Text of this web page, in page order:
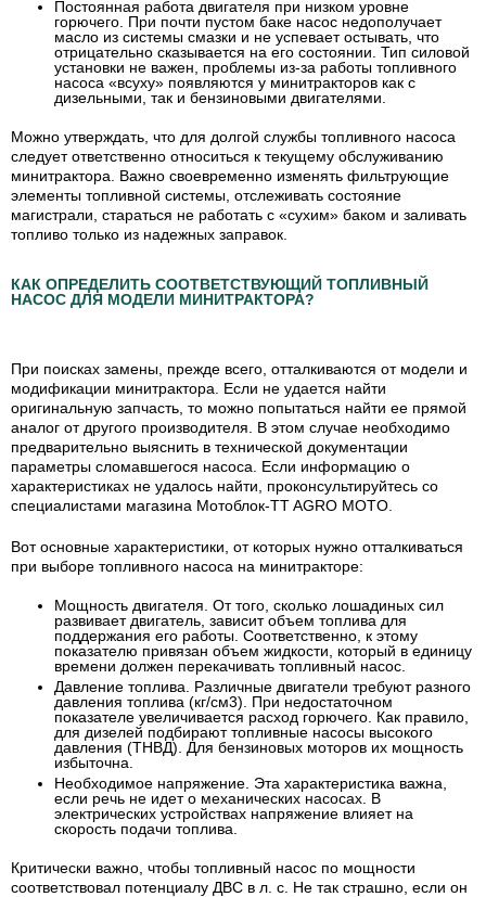
Постоянная работа двигателя при низком уровне
горючего . При почти пустом баке насос недополучает
масло из системы смазки и не успевает остывать, что
отрицательно сказывается на его состоянии. Тип силовой
установки не важен, проблемы из-за работы топливного
насоса «всуху» появляются у минитракторов как с
дизельными, так и бензиновыми двигателями.
Можно утверждать, что для долгой службы топливного насоса
следует ответственно относиться к текущему обслуживанию
минитрактора. Важно своевременно изменять фильтрующие
элементы топливной системы, отслеживать состояние
магистрали, стараться не работать с «сухим» баком и заливать
топливо только из надежных заправок.
КАК ОПРЕДЕЛИТЬ СООТВЕТСТВУЮЩИЙ ТОПЛИВНЫЙ
НАСОС ДЛЯ МОДЕЛИ МИНИТРАКТОРА?
При поисках замены, прежде всего, отталкиваются от модели и
модификации минитрактора. Если не удается найти
оригинальную запчасть, то можно попытаться найти ее прямой
аналог от другого производителя. В этом случае необходимо
предварительно выяснить в технической документации
параметры сломавшегося насоса. Если информацию о
характеристиках не удалось найти, проконсультируйтесь со
специалистами магазина Мотоблок-TT AGRO MOTO.
Вот основные характеристики, от которых нужно отталкиваться
при выборе топливного насоса на минитракторе:
Мощность двигателя . От того, сколько лошадиных сил
развивает двигатель, зависит объем топлива для
поддержания его работы. Соответственно, к этому
показателю привязан объем жидкости, который в единицу
времени должен перекачивать топливный насос.
Давление топлива . Различные двигатели требуют разного
давления топлива (кг/см3). При недостаточном
показателе увеличивается расход горючего. Как правило,
для дизелей подбирают топливные насосы высокого
давления (ТНВД). Для бензиновых моторов их мощность
избыточна.
Необходимое напряжение . Эта характеристика важна,
если речь не идет о механических насосах. В
электрических устройствах напряжение влияет на
скорость подачи топлива.
Критически важно, чтобы топливный насос по мощности
соответствовал потенциалу ДВС в л. с. Не так страшно, если он